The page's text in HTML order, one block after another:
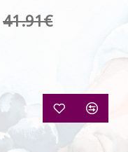
41.91€